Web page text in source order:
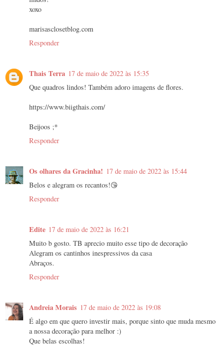
xoxo
marisasclosetblog.com
Responder
Thais Terra 17 de maio de 2022 às 15:35
Que quadros lindos! Também adoro imagens de flores.
https://www.biigthais.com/
Beijoos ;*
Responder
Os olhares da Gracinha! 17 de maio de 2022 às 15:44
Belos e alegram os recantos!😘
Responder
Edite 17 de maio de 2022 às 16:21
Muito b gosto. TB aprecio muito esse tipo de decoração
Alegram os cantinhos inespressivos da casa
Abraços.
Responder
Andreia Morais 17 de maio de 2022 às 19:08
É algo em que quero investir mais, porque sinto que muda mesmo
a nossa decoração para melhor :)
Que belas escolhas!